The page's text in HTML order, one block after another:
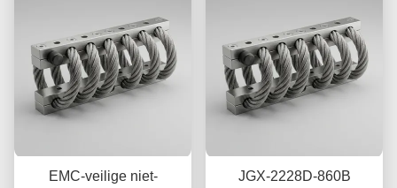
EMC-veilige niet-
JGX-2228D-860B